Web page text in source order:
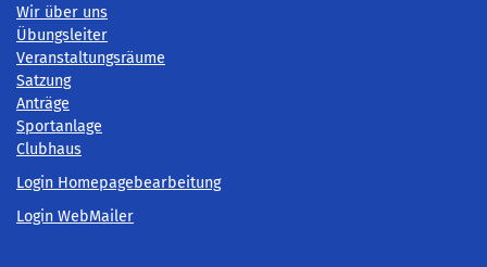
Wir über uns
Übungsleiter
Veranstaltungsräume
Satzung
Anträge
Sportanlage
Clubhaus
Login Homepagebearbeitung
Login WebMailer